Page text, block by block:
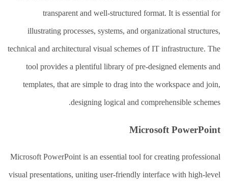
transparent and well-structured format. It is essential for
illustrating processes, systems, and organizational structures,
technical and architectural visual schemes of IT infrastructure. The
tool provides a plentiful library of pre-designed elements and
templates, that are simple to drag into the workspace and join,
designing logical and comprehensible schemes.
Microsoft PowerPoint
Microsoft PowerPoint is an essential tool for creating professional
visual presentations, uniting user-friendly interface with high-level